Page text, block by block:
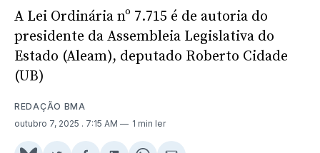
A Lei Ordinária nº 7.715 é de autoria do
presidente da Assembleia Legislativa do
Estado (Aleam), deputado Roberto Cidade
(UB)
REDAÇÃO BMA
outubro 7, 2025 . 7:15 AM 1 min ler